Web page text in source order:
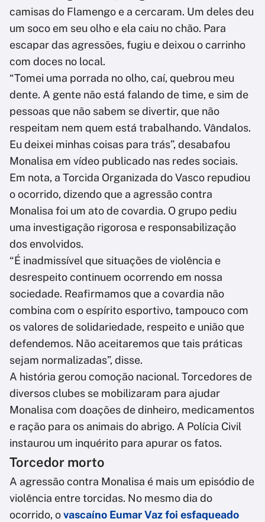
camisas do Flamengo e a cercaram. Um deles deu
um soco em seu olho e ela caiu no chão. Para
escapar das agressões, fugiu e deixou o carrinho
com doces no local.
“Tomei uma porrada no olho, caí, quebrou meu
dente. A gente não está falando de time, e sim de
pessoas que não sabem se divertir, que não
respeitam nem quem está trabalhando. Vândalos.
Eu deixei minhas coisas para trás”, desabafou
Monalisa em vídeo publicado nas redes sociais.
Em nota, a Torcida Organizada do Vasco repudiou
o ocorrido, dizendo que a agressão contra
Monalisa foi um ato de covardia. O grupo pediu
uma investigação rigorosa e responsabilização
dos envolvidos.
“É inadmissível que situações de violência e
desrespeito continuem ocorrendo em nossa
sociedade. Reafirmamos que a covardia não
combina com o espírito esportivo, tampouco com
os valores de solidariedade, respeito e união que
defendemos. Não aceitaremos que tais práticas
sejam normalizadas”, disse.
A história gerou comoção nacional. Torcedores de
diversos clubes se mobilizaram para ajudar
Monalisa com doações de dinheiro, medicamentos
e ração para os animais do abrigo. A Polícia Civil
instaurou um inquérito para apurar os fatos.
Torcedor morto
A agressão contra Monalisa é mais um episódio de
violência entre torcidas. No mesmo dia do
ocorrido, ovascaíno Eumar Vaz foi esfaqueado